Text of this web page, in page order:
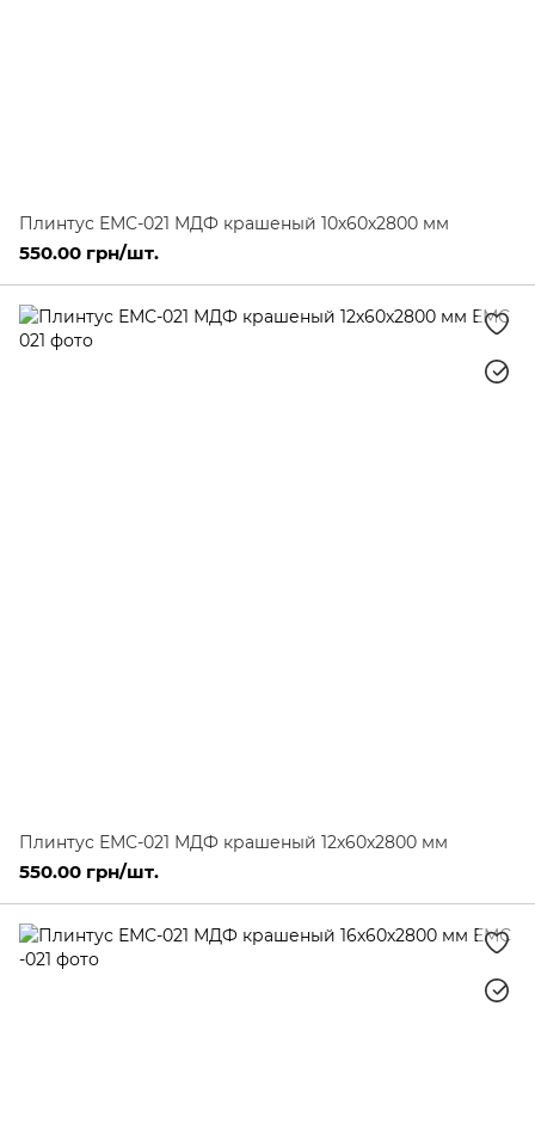
Плинтус ЕМС-021 МДФ крашеный 10х60х2800 мм
550.00 грн/шт.
Плинтус ЕМС-021 МДФ крашеный 12х60х2800 мм
550.00 грн/шт.